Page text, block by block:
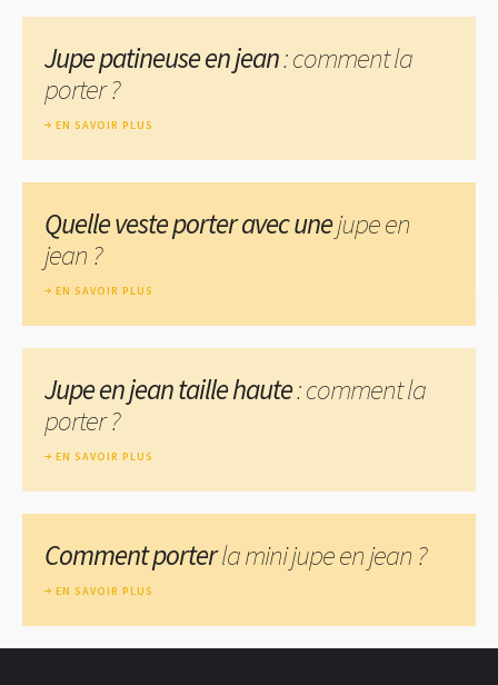
Jupe patineuse en jean: comment la
porter ?
EN SAVOIR PLUS
Quelle veste porter avec unejupe en
jean ?
EN SAVOIR PLUS
Jupe en jean taille haute: comment la
porter ?
EN SAVOIR PLUS
Comment porterla mini jupe en jean ?
EN SAVOIR PLUS